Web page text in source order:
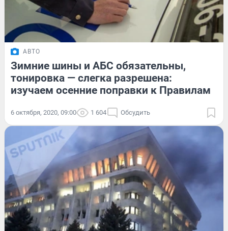
АВТО
Зимние шины и АБС обязательны,
тонировка — слегка разрешена:
изучаем осенние поправки к Правилам
6 октября, 2020, 09:00 1 604 Обсудить